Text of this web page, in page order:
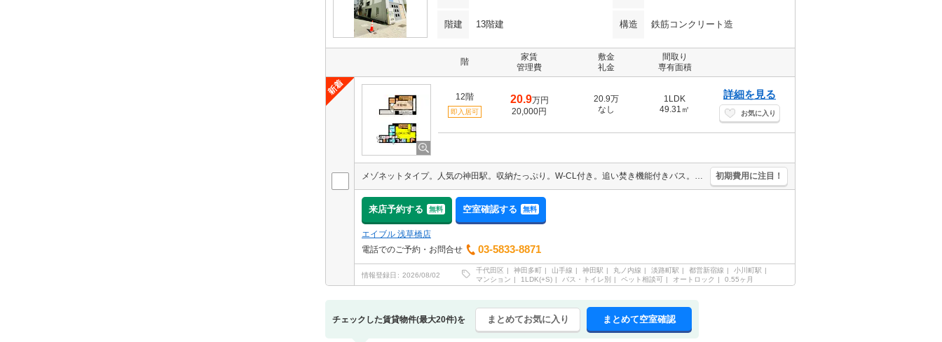
階建 13階建 構造 鉄筋コンクリート造
階
家賃
管理費
敷金
礼金
間取り
専有面積
12階
即入居可
20.9万円
20,000円
20.9万
なし
1LDK
49.31㎡
詳細を見る
お気に入り
メゾネットタイプ。人気の神田駅。収納たっぷり。W-CL付き。追い焚き機能付きバス。2026年4月内装リノベーション済。 初期費用に注目！
来店予約する 無料 空室確認する 無料
エイブル 浅草橋店
電話でのご予約・お問合せ
03-5833-8871
情報登録日 2026/08/02
千代田区 神田多町 山手線 神田駅 丸ノ内線 淡路町駅 都営新宿線
小川町駅
マンション
1LDK(+S) バス・トイレ別 ペット相談可 オートロック 0.55ヶ月
チェックした賃貸物件(最大20件)を まとめてお気に入り まとめて空室確認